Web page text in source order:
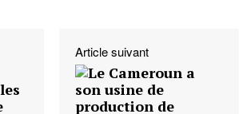
Article suivant